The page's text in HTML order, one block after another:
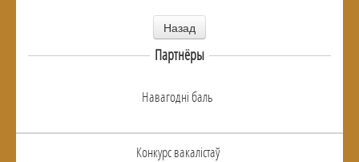
Назад
Партнёры
Навагоднi баль
Конкурс вакалiстаў